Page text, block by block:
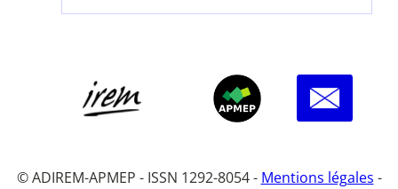
© ADIREM-APMEP - ISSN 1292-8054 - Mentions légales -